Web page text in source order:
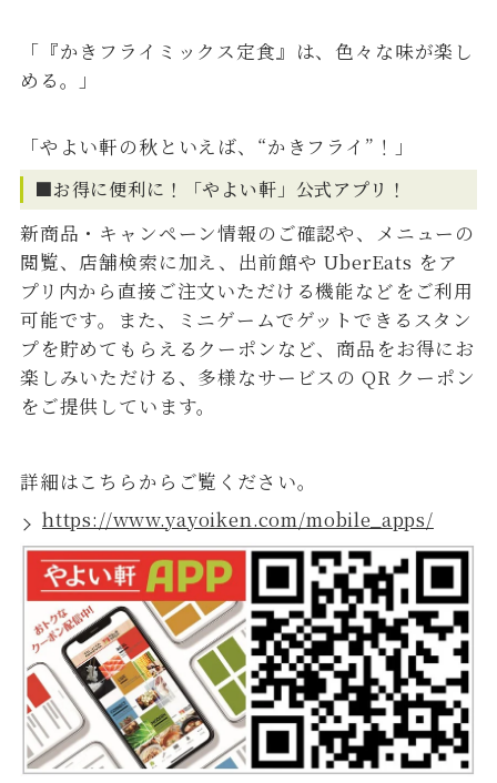
「『かきフライミックス定食』は、色々な味が楽し
める。」
「やよい軒の秋といえば、“かきフライ”！」
■お得に便利に！「やよい軒」公式アプリ！
新商品・キャンペーン情報のご確認や、メニューの
閲覧、店舗検索に加え、出前館や UberEats をア
プリ内から直接ご注文いただける機能などをご利用
可能です。また、ミニゲームでゲットできるスタン
プを貯めてもらえるクーポンなど、商品をお得にお
楽しみいただける、多様なサービスの QR クーポン
をご提供しています。
詳細はこちらからご覧ください。
https://www.yayoiken.com/mobile_apps/